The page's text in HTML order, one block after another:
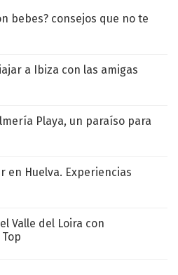
bebes? consejos que no te
a Ibiza con las amigas
Playa, un paraíso para
en Huelva. Experiencias
Valle del Loira con